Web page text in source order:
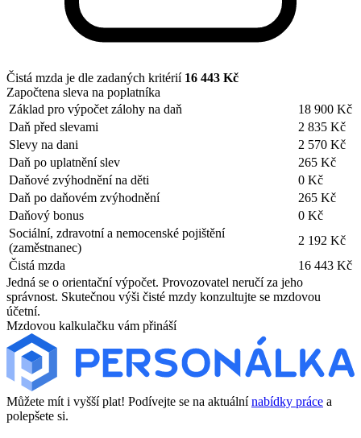
Čistá mzda je dle zadaných kritérií 16 443 Kč
Započtena sleva na poplatníka
Základ pro výpočet zálohy na daň
18 900 Kč
Daň před slevami
2 835 Kč
Slevy na dani
2 570 Kč
Daň po uplatnění slev
265 Kč
Daňové zvýhodnění na děti
0 Kč
Daň po daňovém zvýhodnění
265 Kč
Daňový bonus
0 Kč
Sociální, zdravotní a nemocenské pojištění
(zaměstnanec)
2 192 Kč
Čistá mzda
16 443 Kč
Jedná se o orientační výpočet. Provozovatel neručí za jeho
správnost. Skutečnou výši čisté mzdy konzultujte se mzdovou
účetní.
Mzdovou kalkulačku vám přináší
Můžete mít i vyšší plat! Podívejte se na aktuálnínabídky práce a
polepšete si.